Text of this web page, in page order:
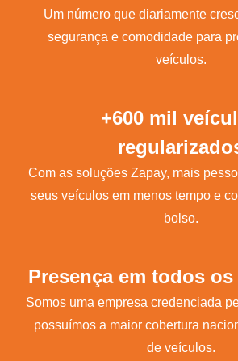
Um número que diariamente
segurança e comodidade para
veículos.
+600 mil
Com as soluções Zapay, mais
seus veículos em menos tempo e
bolso.
Presença em todos os
Somos uma empresa credenciada
possuímos a maior cobertura
de veículos.